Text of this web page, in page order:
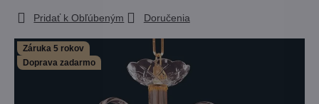
Záruka 5 rokov
Doprava zadarmo
Pridať k Obľúbeným Doručenia